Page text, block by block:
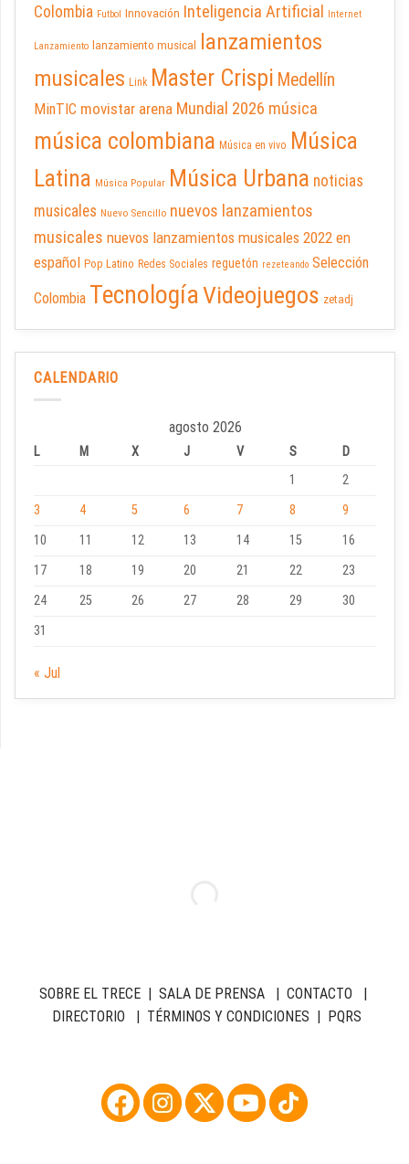
Colombia Futbol Innovación Inteligencia Artificial Internet
Lanzamiento lanzamiento musical lanzamientos
musicales Link Master Crispi Medellín
MinTIC movistar arena Mundial 2026 música
música colombiana Música en vivo Música
Latina Música Popular Música Urbana noticias
musicales Nuevo Sencillo nuevos lanzamientos
musicales nuevos lanzamientos musicales 2022 en
español Pop Latino Redes Sociales reguetón rezeteando Selección
Colombia TecnologíaVideojuegos zetadj
CALENDARIO
agosto 2026
L M X J V S
D
1
2
3
4 5 6 7 8
9
10
11 12 13 14 15
16
17
18 19 20 21 22
23
24
25 26 27 28 29
30
31
« Jul
SOBRE EL TRECE| SALA DE PRENSA| CONTACTO |
DIRECTORIO | TÉRMINOS Y CONDICIONES | PQRS